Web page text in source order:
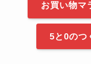
お買い物マ
5と0のつ